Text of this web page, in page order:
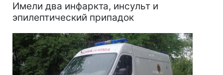
Имели два инфаркта, инсульт и
эпилептический припадок